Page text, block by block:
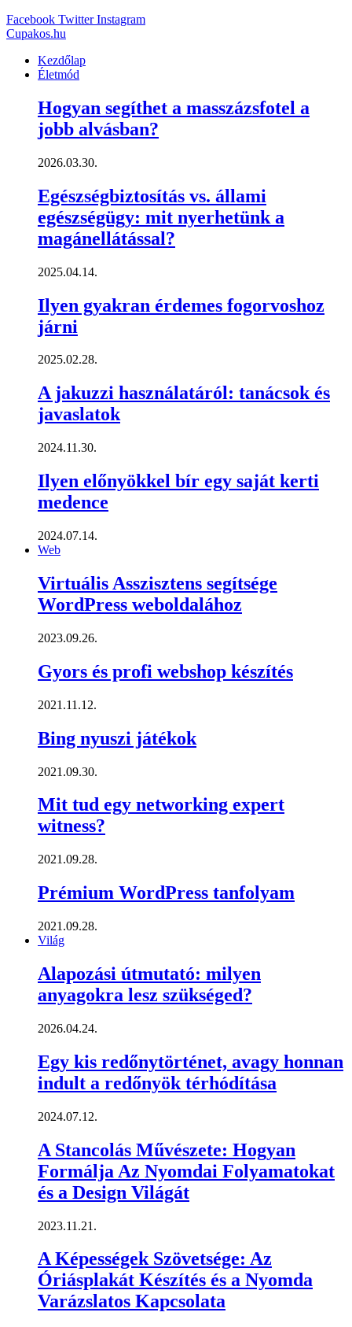
Facebook Twitter Instagram
Cupakos.hu
Kezdőlap
Életmód
Hogyan segíthet a masszázsfotel a
jobb alvásban?
2026.03.30.
Egészségbiztosítás vs. állami
egészségügy: mit nyerhetünk a
magánellátással?
2025.04.14.
Ilyen gyakran érdemes fogorvoshoz
járni
2025.02.28.
A jakuzzi használatáról: tanácsok és
javaslatok
2024.11.30.
Ilyen előnyökkel bír egy saját kerti
medence
2024.07.14.
Web
Virtuális Asszisztens segítsége
WordPress weboldalához
2023.09.26.
Gyors és profi webshop készítés
2021.11.12.
Bing nyuszi játékok
2021.09.30.
Mit tud egy networking expert
witness?
2021.09.28.
Prémium WordPress tanfolyam
2021.09.28.
Világ
Alapozási útmutató: milyen
anyagokra lesz szükséged?
2026.04.24.
Egy kis redőnytörténet, avagy honnan
indult a redőnyök térhódítása
2024.07.12.
A Stancolás Művészete: Hogyan
Formálja Az Nyomdai Folyamatokat
és a Design Világát
2023.11.21.
A Képességek Szövetsége: Az
Óriásplakát Készítés és a Nyomda
Varázslatos Kapcsolata